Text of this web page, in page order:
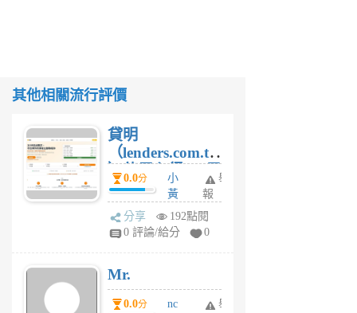
其他相關流行評價
貸明
（lenders.com.tw
）使用心得 — 民
間貸款比較平台
體驗
0.0分
小
黃
蜂
1
舉
報
分享
192點閱
0 評論/給分
0
Mr.
0.0分
nc
舉